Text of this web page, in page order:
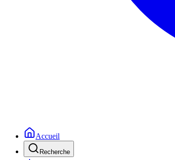
Accueil
Recherche